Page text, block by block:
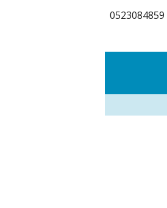
0523084859